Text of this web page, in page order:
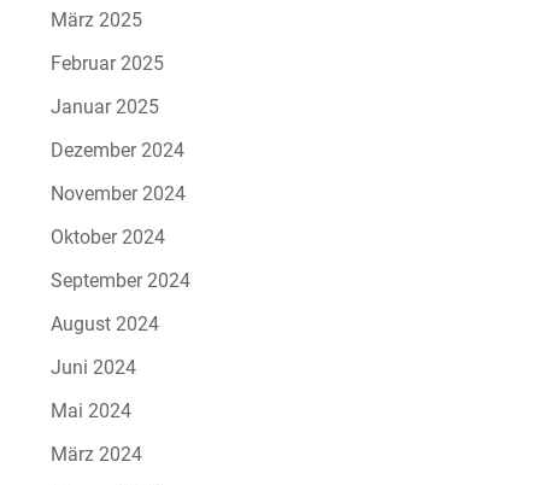
März 2025
Februar 2025
Januar 2025
Dezember 2024
November 2024
Oktober 2024
September 2024
August 2024
Juni 2024
Mai 2024
März 2024